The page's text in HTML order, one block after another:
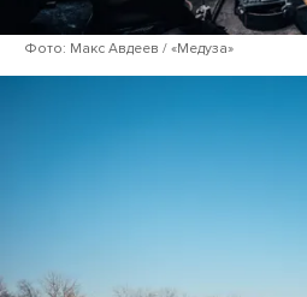
Фото: Макс Авдеев / «Медуза»